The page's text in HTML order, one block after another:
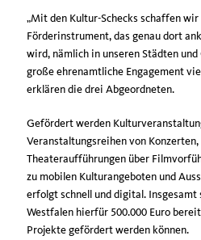
Mit den Kultur-Schecks schaffen
Förderinstrument, das genau dort
wird, nämlich in unseren Städten und
große ehrenamtliche Engagement
erklären die drei Abgeordneten.
Gefördert werden
Veranstaltungsreihen von Konzerten,
Theateraufführungen über
zu mobilen Kulturangeboten und
erfolgt schnell und digital.
Westfalen hierfür 500.000 Euro
Projekte gefördert werden können.